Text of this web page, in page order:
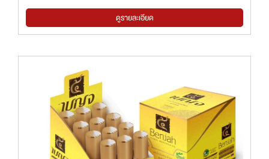
ดูรายละเอียด